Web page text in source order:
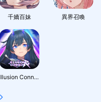
千嬌百妹 異界召喚
Illusion Connect: Re